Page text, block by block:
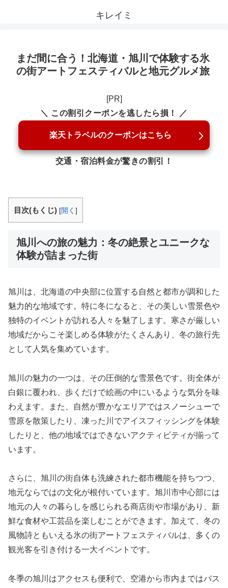
キレイミ
まだ間に合う！北海道・旭川で体験する氷
の街アートフェスティバルと地元グルメ旅
[PR]
＼ この割引クーポンを逃したら損！ ／
楽天トラベルのクーポンはこちら
交通・宿泊料金が驚きの割引！
目次(もくじ) [開く ]
旭川への旅の魅力：冬の絶景とユニークな
体験が詰まった街
旭川は、北海道の中央部に位置する自然と都市が調和した
魅力的な地域です。特に冬になると、その美しい雪景色や
独特のイベントが訪れる人々を魅了します。寒さが厳しい
地域だからこそ楽しめる体験がたくさんあり、冬の旅行先
として人気を集めています。
旭川の魅力の一つは、その圧倒的な雪景色です。街全体が
白銀に覆われ、歩くだけで絵画の中にいるような気分を味
わえます。また、自然が豊かなエリアではスノーシューで
雪原を散策したり、凍った川でアイスフィッシングを体験
したりと、他の地域ではできないアクティビティが揃って
います。
さらに、旭川の街自体も洗練された都市機能を持ちつつ、
地元ならではの文化が根付いています。旭川市中心部には
地元の人々の暮らしを感じられる商店街や市場があり、新
鮮な食材や工芸品を楽しむことができます。加えて、冬の
風物詩ともいえる氷の街アートフェスティバルは、多くの
観光客を引き付ける一大イベントです。
冬季の旭川はアクセスも便利で、空港から市内まではバス